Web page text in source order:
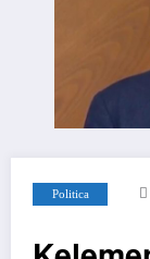
Politica